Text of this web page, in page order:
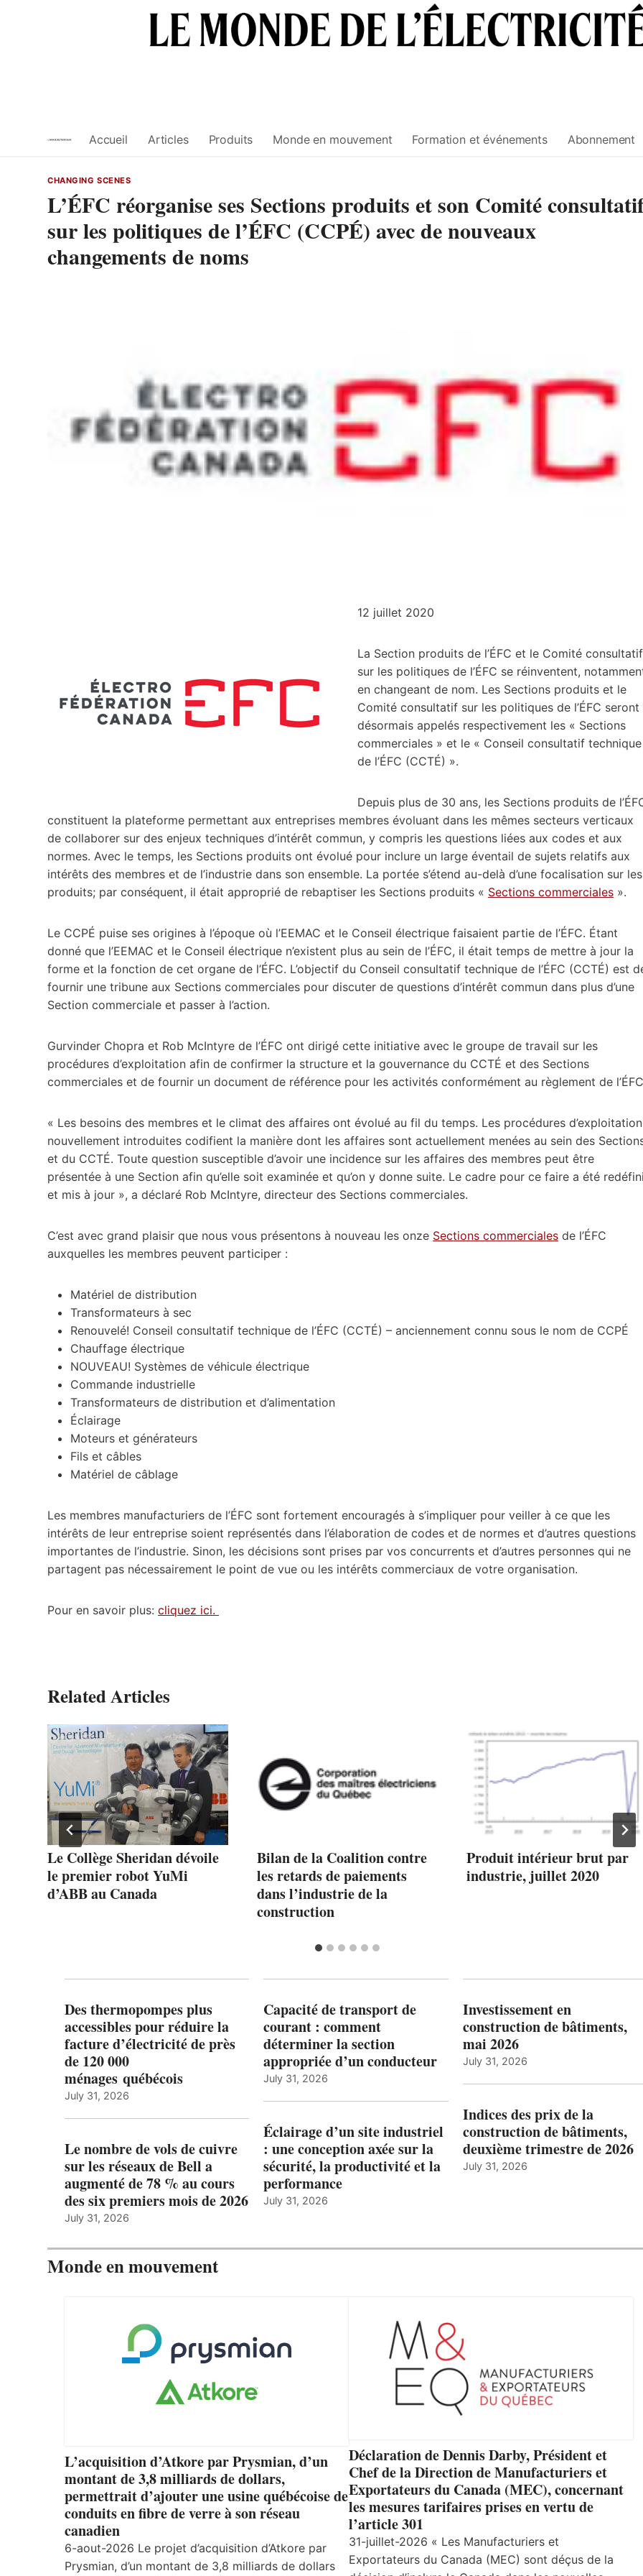
Accueil Articles Produits Monde en mouvement Formation et événements Abonnement
CHANGING SCENES
L’ÉFC réorganise ses Sections produits et son Comité
sur les politiques de l’ÉFC (CCPÉ) avec de nouveaux
changements de noms
12 juillet 2020
La Section produits de l’ÉFC et le Comité consultatif
sur les politiques de l’ÉFC se réinventent,
en changeant de nom. Les Sections produits et le
Comité consultatif sur les politiques de l’ÉFC seront
désormais appelés respectivement les « Sections
commerciales » et le « Conseil consultatif technique
de l’ÉFC (CCTÉ) ».
Depuis plus de 30 ans, les Sections produits de
constituent la plateforme permettant aux entreprises membres évoluant dans les mêmes secteurs verticaux
de collaborer sur des enjeux techniques d’intérêt commun, y compris les questions liées aux codes et aux
normes. Avec le temps, les Sections produits ont évolué pour inclure un large éventail de sujets relatifs aux
intérêts des membres et de l’industrie dans son ensemble. La portée s’étend au-delà d’une focalisation sur les
produits; par conséquent, il était approprié de rebaptiser les Sections produits « Sections commerciales ».
Le CCPÉ puise ses origines à l’époque où l’EEMAC et le Conseil électrique faisaient partie de l’ÉFC. Étant
donné que l’EEMAC et le Conseil électrique n’existent plus au sein de l’ÉFC, il était temps de mettre à jour la
forme et la fonction de cet organe de l’ÉFC. L’objectif du Conseil consultatif technique de l’ÉFC (CCTÉ) est
fournir une tribune aux Sections commerciales pour discuter de questions d’intérêt commun dans plus d’une
Section commerciale et passer à l’action.
Gurvinder Chopra et Rob McIntyre de l’ÉFC ont dirigé cette initiative avec le groupe de travail sur les
procédures d’exploitation afin de confirmer la structure et la gouvernance du CCTÉ et des Sections
commerciales et de fournir un document de référence pour les activités conformément au règlement de
« Les besoins des membres et le climat des affaires ont évolué au fil du temps. Les procédures d’exploitation
nouvellement introduites codifient la manière dont les affaires sont actuellement menées au sein des
et du CCTÉ. Toute question susceptible d’avoir une incidence sur les affaires des membres peut être
présentée à une Section afin qu’elle soit examinée et qu’on y donne suite. Le cadre pour ce faire a été
et mis à jour », a déclaré Rob McIntyre, directeur des Sections commerciales.
C’est avec grand plaisir que nous vous présentons à nouveau les onze Sections commerciales de l’ÉFC
auxquelles les membres peuvent participer :
Matériel de distribution
Transformateurs à sec
Renouvelé! Conseil consultatif technique de l’ÉFC (CCTÉ) – anciennement connu sous le nom de CCPÉ
Chauffage électrique
NOUVEAU! Systèmes de véhicule électrique
Commande industrielle
Transformateurs de distribution et d’alimentation
Éclairage
Moteurs et générateurs
Fils et câbles
Matériel de câblage
Les membres manufacturiers de l’ÉFC sont fortement encouragés à s’impliquer pour veiller à ce que les
intérêts de leur entreprise soient représentés dans l’élaboration de codes et de normes et d’autres questions
importantes de l’industrie. Sinon, les décisions sont prises par vos concurrents et d’autres personnes qui ne
partagent pas nécessairement le point de vue ou les intérêts commerciaux de votre organisation.
Pour en savoir plus: cliquez ici.
Related Articles
Le Collège Sheridan dévoile
le premier robot YuMi
d’ABB au Canada
Bilan de la Coalition contre
les retards de paiements
dans l’industrie de la
construction
Produit intérieur brut par
industrie, juillet 2020
Des thermopompes plus
accessibles pour réduire la
facture d’électricité de près
de 120 000
ménages québécois
July 31, 2026
Le nombre de vols de cuivre
sur les réseaux de Bell a
augmenté de 78 % au cours
des six premiers mois de 2026
July 31, 2026
Capacité de transport de
courant : comment
déterminer la section
appropriée d’un conducteur
July 31, 2026
Éclairage d’un site industriel
: une conception axée sur la
sécurité, la productivité et la
performance
July 31, 2026
Investissement en
construction de bâtiments,
mai 2026
July 31, 2026
Indices des prix de la
construction de bâtiments,
deuxième trimestre de 2026
July 31, 2026
Monde en mouvement
L’acquisition d’Atkore par Prysmian, d’un
montant de 3,8 milliards de dollars,
permettrait d’ajouter une usine québécoise de
conduits en fibre de verre à son réseau
canadien
6-aout-2026 Le projet d’acquisition d’Atkore par
Prysmian, d’un montant de 3,8 milliards de dollars
Déclaration de Dennis Darby, Président et
Chef de la Direction de Manufacturiers et
Exportateurs du Canada (MEC), concernant
les mesures tarifaires prises en vertu de
l’article 301
31-juillet-2026 « Les Manufacturiers et
Exportateurs du Canada (MEC) sont déçus de la